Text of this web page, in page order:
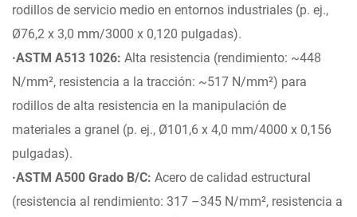
rodillos de servicio medio en entornos industriales (p. ej.,
Ø76,2 x 3,0 mm/3000 x 0,120 pulgadas).
·ASTM A513 1026: Alta resistencia (rendimiento: ~448
N/mm², resistencia a la tracción: ~517 N/mm²) para
rodillos de alta resistencia en la manipulación de
materiales a granel (p. ej., Ø101,6 x 4,0 mm/4000 x 0,156
pulgadas).
·ASTM A500 Grado B/C: Acero de calidad estructural
(resistencia al rendimiento: 317 –345 N/mm², resistencia a